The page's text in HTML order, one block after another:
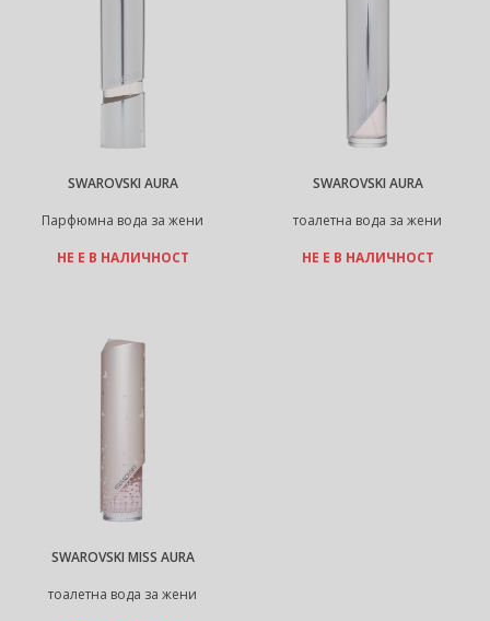
SWAROVSKI AURA
Парфюмна вода за жени
НЕ Е В НАЛИЧНОСТ
SWAROVSKI AURA
тоалетна вода за жени
НЕ Е В НАЛИЧНОСТ
SWAROVSKI MISS AURA
тоалетна вода за жени